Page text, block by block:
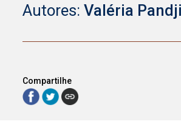
Autores:Valéria
Compartilhe